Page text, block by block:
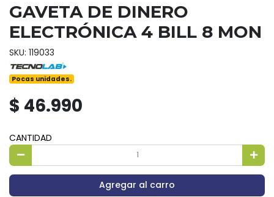
GAVETA DE DINERO
ELECTRÓNICA 4 BILL 8 MON
SKU: 119033
Pocas unidades.
$ 46.990
CANTIDAD
Agregar al carro